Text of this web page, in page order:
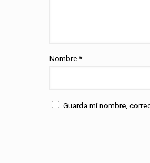
Nombre *
Guarda mi nombre,